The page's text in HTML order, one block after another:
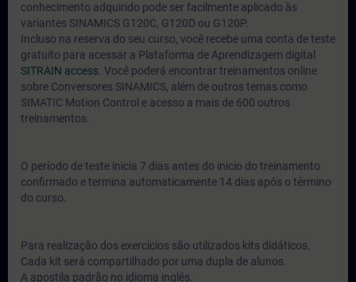
conhecimento adquirido pode ser facilmente aplicado às
variantes SINAMICS G120C, G120D ou G120P.
Incluso na reserva do seu curso, você recebe uma conta de teste
gratuito para acessar a Plataforma de Aprendizagem digital
SITRAIN access. Você poderá encontrar treinamentos online
sobre Conversores SINAMICS, além de outros temas como
SIMATIC Motion Control e acesso a mais de 600 outros
treinamentos.
O período de teste inicia 7 dias antes do inicio do treinamento
confirmado e termina automaticamente 14 dias após o término
do curso.
Para realização dos exercícios são utilizados kits didáticos.
Cada kit será compartilhado por uma dupla de alunos.
A apostila padrão no idioma inglês.